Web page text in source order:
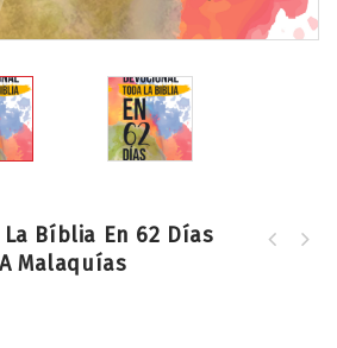
Bíblia En 62 Días
Malaquías